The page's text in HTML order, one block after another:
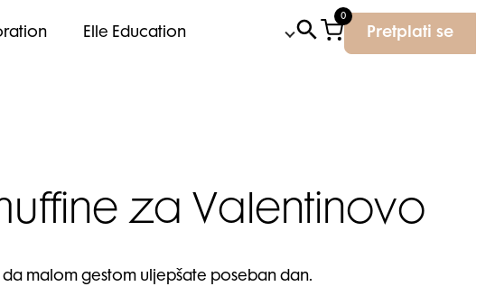
Elle Education
0
Pretplati se
za Valentinovo
malom gestom uljepšate poseban dan.